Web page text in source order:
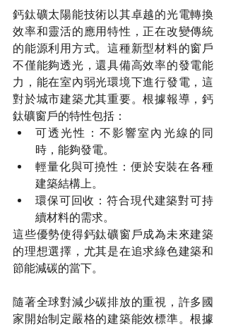
鈣鈦礦太陽能技術以其卓越的光電轉換
效率和靈活的應用特性，正在改變傳統
的能源利用方式。這種新型材料的窗戶
不僅能夠透光，還具備高效率的發電能
力，能在室內弱光環境下進行發電，這
對於城市建築尤其重要。根據報導，鈣
鈦礦窗戶的特性包括：
可透光性：不影響室內光線的同
時，能夠發電。
輕量化與可撓性：便於安裝在各種
建築結構上。
環保可回收：符合現代建築對可持
續材料的需求。
這些優勢使得鈣鈦礦窗戶成為未來建築
的理想選擇，尤其是在追求綠色建築和
節能減碳的當下。
隨著全球對減少碳排放的重視，許多國
家開始制定嚴格的建築能效標準。根據